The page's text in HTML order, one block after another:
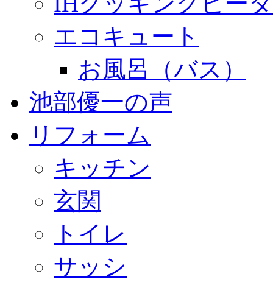
エコキュート
お風呂（バス）
池部優一の声
リフォーム
キッチン
玄関
トイレ
サッシ